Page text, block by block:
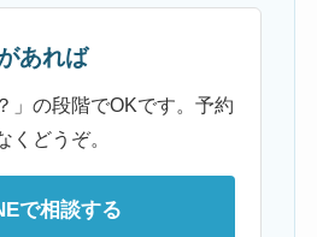
あれば
」の段階でOKです。予約
くどうぞ。
で相談する